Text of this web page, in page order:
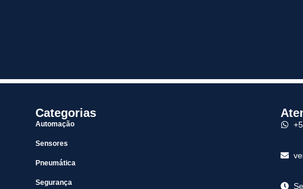
Categorias
Automação
Sensores
Pneumática
Segurança